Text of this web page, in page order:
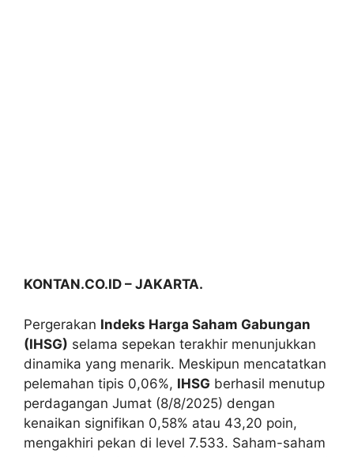
KONTAN.CO.ID – JAKARTA.
Pergerakan Indeks Harga Saham Gabungan
(IHSG) selama sepekan terakhir menunjukkan
dinamika yang menarik. Meskipun mencatatkan
pelemahan tipis 0,06%, IHSG berhasil menutup
perdagangan Jumat (8/8/2025) dengan
kenaikan signifikan 0,58% atau 43,20 poin,
mengakhiri pekan di level 7.533. Saham-saham